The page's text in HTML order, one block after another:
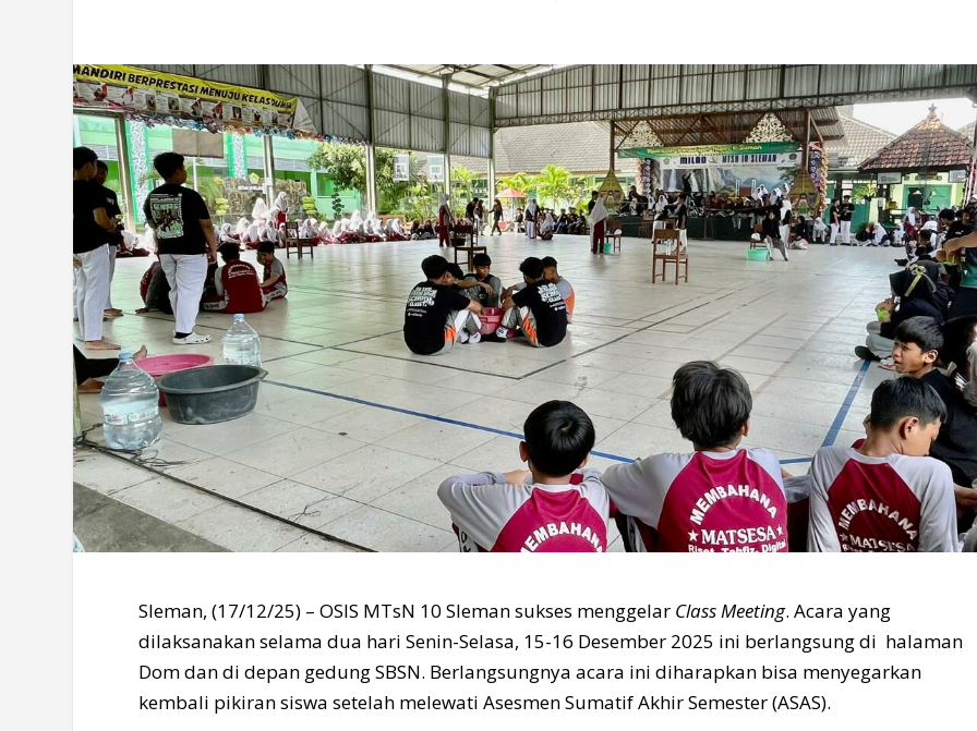
Sleman, (17/12/25) – OSIS MTsN 10 Sleman sukses menggelar Class Meeting. Acara yang
dilaksanakan selama dua hari Senin-Selasa, 15-16 Desember 2025 ini berlangsung di halaman
Dom dan di depan gedung SBSN. Berlangsungnya acara ini diharapkan bisa menyegarkan
kembali pikiran siswa setelah melewati Asesmen Sumatif Akhir Semester (ASAS).